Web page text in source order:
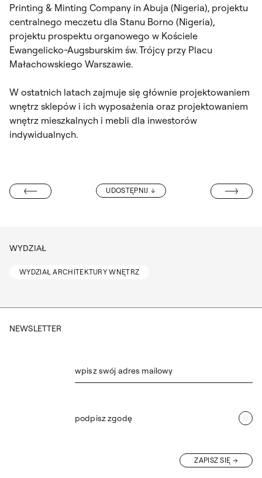
Printing & Minting Company in Abuja (Nigeria), projektu
centralnego meczetu dla Stanu Borno (Nigeria),
projektu prospektu organowego w Kościele
Ewangelicko-Augsburskim św. Trójcy przy Placu
Małachowskiego Warszawie.
W ostatnich latach zajmuje się głównie projektowaniem
wnętrz sklepów i ich wyposażenia oraz projektowaniem
wnętrz mieszkalnych i mebli dla inwestorów
indywidualnych.
UDOSTĘPNIJ IZABELA MILKE
WYDZIAŁ
WYDZIAŁ ARCHITEKTURY WNĘTRZ
NEWSLETTER
wpisz swój adres mailowy
podpisz zgodę
ZAPISZ SIĘ